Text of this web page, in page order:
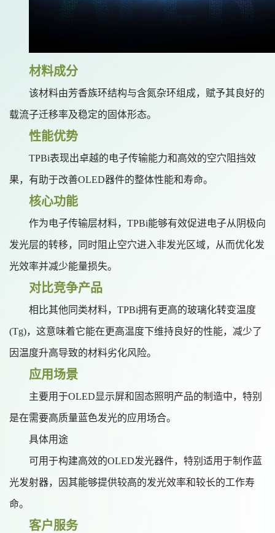
材料成分
该材料由芳香族环结构与含氮杂环组成，赋予其良好的
载流子迁移率及稳定的固体形态。
性能优势
TPBi表现出卓越的电子传输能力和高效的空穴阻挡效
果，有助于改善OLED器件的整体性能和寿命。
核心功能
作为电子传输层材料， TPBi能够有效促进电子从阴极向
发光层的转移，同时阻止空穴进入非发光区域，从而优化发
光效率并减少能量损失。
对比竞争产品
相比其他同类材料， TPBi拥有更高的玻璃化转变温度
(Tg)，这意味着它能在更高温度下维持良好的性能，减少了
因温度升高导致的材料劣化风险。
应用场景
主要用于OLED显示屏和固态照明产品的制造中，特别
是在需要高质量蓝色发光的应用场合。
具体用途
可用于构建高效的OLED发光器件，特别适用于制作蓝
光发射器，因其能够提供较高的发光效率和较长的工作寿
命。
客户服务